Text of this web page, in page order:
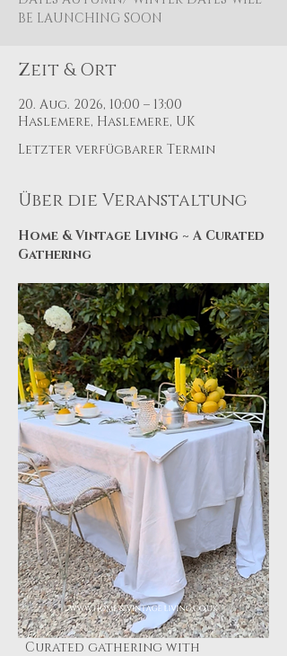
BE LAUNCHING SOON
Zeit & Ort
20. Aug. 2026, 10:00 – 13:00
Haslemere, Haslemere, UK
Letzter verfügbarer Termin
Über die Veranstaltung
Home & Vintage Living ~ A Curated
Gathering